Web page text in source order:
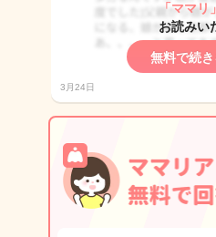
「ママリ
お読みい
無料で続
3月24日